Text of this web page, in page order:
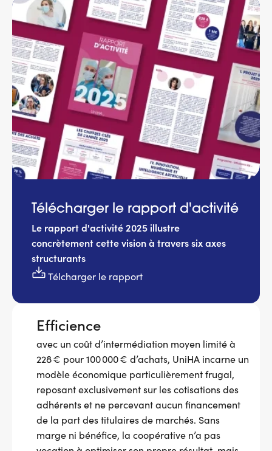
Télécharger le rapport d'activité
Le rapport d'activité 2025 illustre
concrètement cette vision à travers six axes
structurants
Télcharger le rapport
Efficience
avec un coût d’intermédiation moyen limité à
228 € pour 100 000 € d’achats, UniHA incarne un
modèle économique particulièrement frugal,
reposant exclusivement sur les cotisations des
adhérents et ne percevant aucun financement
de la part des titulaires de marchés. Sans
marge ni bénéfice, la coopérative n’a pas